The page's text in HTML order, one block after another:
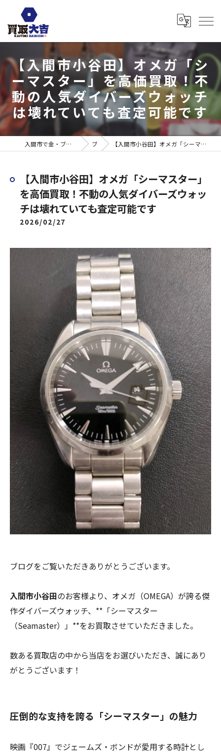
【入間市小谷田】オメガ「シ
ーマスター」を高価買取！不
動の人気ダイバーズウォッチ
は壊れていても査定可能です
入間市で金・ブランド売るなら買取大吉 ウエスタ武蔵藤沢店 ブログ 【入間市小谷田】オメガ「シーマスター」を高価買取！不動の人気ダイバーズウォッチは壊れていても査定可能です
【入間市小谷田】オメガ「シーマスター」
を高価買取！不動の人気ダイバーズウォッ
チは壊れていても査定可能です
2026/02/27
ブログをご覧いただきありがとうございます。
入間市小谷田のお客様より、オメガ（OMEGA）が誇る傑
作ダイバーズウォッチ、**「シーマスター
（Seamaster）」**をお買取させていただきました。
数ある買取店の中から当店をお選びいただき、誠にあり
がとうございます！
圧倒的な支持を誇る「シーマスター」の魅力
映画『007』でジェームズ・ボンドが愛用する時計とし